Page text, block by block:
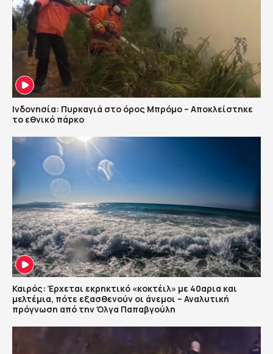
Ινδονησία: Πυρκαγιά στο όρος Μπρόμο – Αποκλείστηκε
το εθνικό πάρκο
Καιρός: Έρχεται εκρηκτικό «κοκτέιλ» με 40αρια και
μελτέμια, πότε εξασθενούν οι άνεμοι – Αναλυτική
πρόγνωση από την Όλγα Παπαβγούλη